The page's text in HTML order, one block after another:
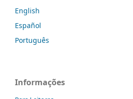
English
Español
Português
Informações